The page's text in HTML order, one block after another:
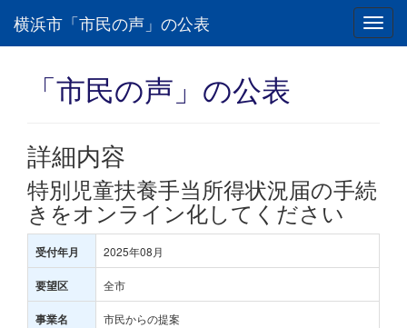
横浜市「市民の声」の公表
「市民の声」の公表
詳細内容
特別児童扶養手当所得状況届の手続
きをオンライン化してください
受付年月 2025年08月
要望区 全市
事業名 市民からの提案